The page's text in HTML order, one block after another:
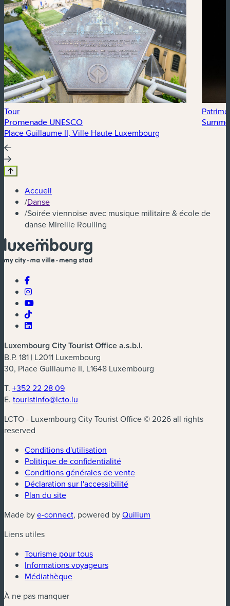
Tour
Promenade UNESCO
Place Guillaume II, Ville Haute Luxembourg
Accueil
/Danse
/Soirée viennoise avec musique militaire & école de
danse Mireille Roulling
Luxembourg City Tourist Office a.s.b.l.
B.P. 181 | L2011 Luxembourg
30, Place Guillaume II, L1648 Luxembourg
T. +352 22 28 09
E. touristinfo@lcto.lu
LCTO - Luxembourg City Tourist Office © 2026 all rights
reserved
Conditions d'utilisation
Politique de confidentialité
Conditions générales de vente
Déclaration sur l'accessibilité
Plan du site
Made bye-connect(nouvelle fenêtre)
, powered byQuilium
Liens utiles
Tourisme pour tous
Informations voyageurs
Médiathèque
À ne pas manquer